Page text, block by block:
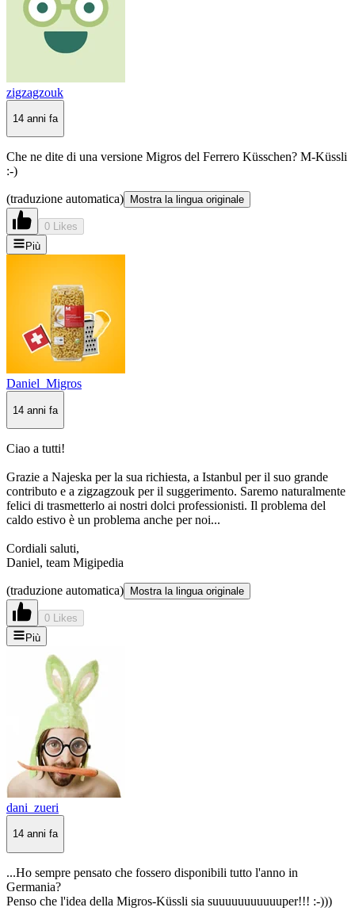
zigzagzouk
14 anni fa
Che ne dite di una versione Migros del Ferrero Küsschen? M-Küssli
:-)
(traduzione automatica) Mostra la lingua originale
0 Likes
Più
Daniel_Migros
14 anni fa
Ciao a tutti!
Grazie a Najeska per la sua richiesta, a Istanbul per il suo grande
contributo e a zigzagzouk per il suggerimento. Saremo naturalmente
felici di trasmetterlo ai nostri dolci professionisti. Il problema del
caldo estivo è un problema anche per noi...
Cordiali saluti,
Daniel, team Migipedia
(traduzione automatica) Mostra la lingua originale
0 Likes
Più
dani_zueri
14 anni fa
...Ho sempre pensato che fossero disponibili tutto l'anno in
Germania?
Penso che l'idea della Migros-Küssli sia suuuuuuuuuuuper!!! :-)))